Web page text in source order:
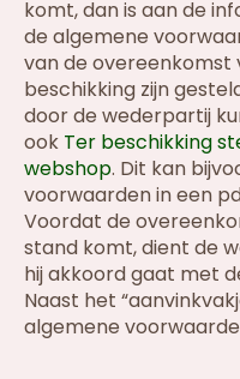
komt, dan is aan de
de algemene
van de overeenkomst
beschikking zijn
door de wederpartij
ook Ter beschikking
webshop. Dit kan
voorwaarden in een
Voordat de
stand komt, dient de
hij akkoord gaat met
Naast het
algemene